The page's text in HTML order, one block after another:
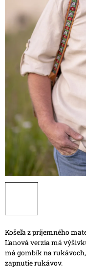
Košeľa z príjemného
Ľanová verzia má
má gombík na
zapnutie rukávov.